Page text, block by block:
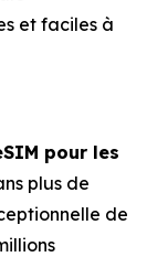
et faciles à
pour les
plus de
de